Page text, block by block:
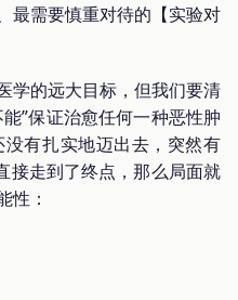
最需要慎重对待的【实验对
学的远大目标，但我们要清
”保证治愈任何一种恶性肿
有扎实地迈出去，突然有
接走到了终点，那么局面就
性：